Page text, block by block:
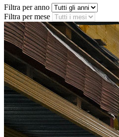
Filtra per anno
Filtra per mese